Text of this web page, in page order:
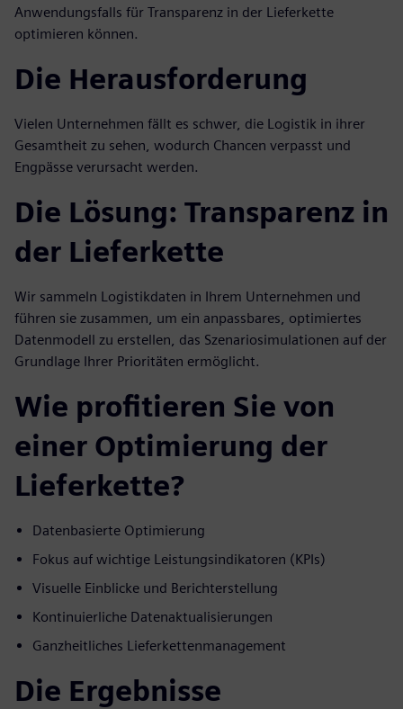
Anwendungsfalls für Transparenz in der Lieferkette
optimieren können.
Die Herausforderung
Vielen Unternehmen fällt es schwer, die Logistik in ihrer
Gesamtheit zu sehen, wodurch Chancen verpasst und
Engpässe verursacht werden.
Die Lösung: Transparenz in
der Lieferkette
Wir sammeln Logistikdaten in Ihrem Unternehmen und
führen sie zusammen, um ein anpassbares, optimiertes
Datenmodell zu erstellen, das Szenariosimulationen auf der
Grundlage Ihrer Prioritäten ermöglicht.
Wie profitieren Sie von
einer Optimierung der
Lieferkette?
Datenbasierte Optimierung
Fokus auf wichtige Leistungsindikatoren (KPIs)
Visuelle Einblicke und Berichterstellung
Kontinuierliche Datenaktualisierungen
Ganzheitliches Lieferkettenmanagement
Die Ergebnisse